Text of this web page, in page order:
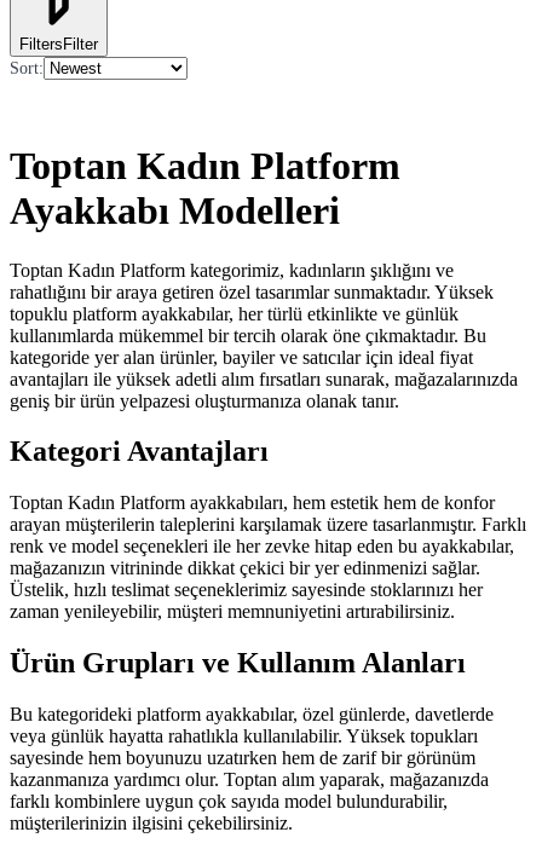
FiltersFilter
Sort:
Toptan Kadın Platform
Ayakkabı Modelleri
Toptan Kadın Platform kategorimiz, kadınların şıklığını ve
rahatlığını bir araya getiren özel tasarımlar sunmaktadır. Yüksek
topuklu platform ayakkabılar, her türlü etkinlikte ve günlük
kullanımlarda mükemmel bir tercih olarak öne çıkmaktadır. Bu
kategoride yer alan ürünler, bayiler ve satıcılar için ideal fiyat
avantajları ile yüksek adetli alım fırsatları sunarak, mağazalarınızda
geniş bir ürün yelpazesi oluşturmanıza olanak tanır.
Kategori Avantajları
Toptan Kadın Platform ayakkabıları, hem estetik hem de konfor
arayan müşterilerin taleplerini karşılamak üzere tasarlanmıştır. Farklı
renk ve model seçenekleri ile her zevke hitap eden bu ayakkabılar,
mağazanızın vitrininde dikkat çekici bir yer edinmenizi sağlar.
Üstelik, hızlı teslimat seçeneklerimiz sayesinde stoklarınızı her
zaman yenileyebilir, müşteri memnuniyetini artırabilirsiniz.
Ürün Grupları ve Kullanım Alanları
Bu kategorideki platform ayakkabılar, özel günlerde, davetlerde
veya günlük hayatta rahatlıkla kullanılabilir. Yüksek topukları
sayesinde hem boyunuzu uzatırken hem de zarif bir görünüm
kazanmanıza yardımcı olur. Toptan alım yaparak, mağazanızda
farklı kombinlere uygun çok sayıda model bulundurabilir,
müşterilerinizin ilgisini çekebilirsiniz.